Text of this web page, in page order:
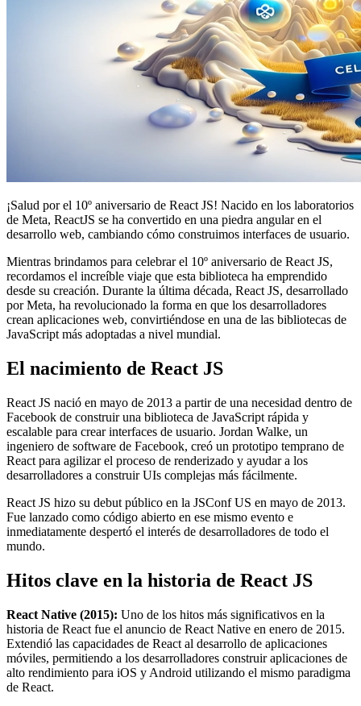
¡Salud por el 10º aniversario de React JS! Nacido en los laboratorios
de Meta, ReactJS se ha convertido en una piedra angular en el
desarrollo web, cambiando cómo construimos interfaces de usuario.
Mientras brindamos para celebrar el 10º aniversario de React JS,
recordamos el increíble viaje que esta biblioteca ha emprendido
desde su creación. Durante la última década, React JS, desarrollado
por Meta, ha revolucionado la forma en que los desarrolladores
crean aplicaciones web, convirtiéndose en una de las bibliotecas de
JavaScript más adoptadas a nivel mundial.
El nacimiento de React JS
React JS nació en mayo de 2013 a partir de una necesidad dentro de
Facebook de construir una biblioteca de JavaScript rápida y
escalable para crear interfaces de usuario. Jordan Walke, un
ingeniero de software de Facebook, creó un prototipo temprano de
React para agilizar el proceso de renderizado y ayudar a los
desarrolladores a construir UIs complejas más fácilmente.
React JS hizo su debut público en la JSConf US en mayo de 2013.
Fue lanzado como código abierto en ese mismo evento e
inmediatamente despertó el interés de desarrolladores de todo el
mundo.
Hitos clave en la historia de React JS
React Native (2015): Uno de los hitos más significativos en la
historia de React fue el anuncio de React Native en enero de 2015.
Extendió las capacidades de React al desarrollo de aplicaciones
móviles, permitiendo a los desarrolladores construir aplicaciones de
alto rendimiento para iOS y Android utilizando el mismo paradigma
de React.